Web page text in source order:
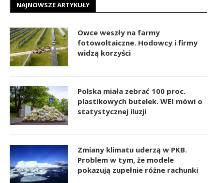
NAJNOWSZE ARTYKUŁY
Owce weszły na farmy
fotowoltaiczne. Hodowcy i firmy
widzą korzyści
Polska miała zebrać 100 proc.
plastikowych butelek. WEI mówi o
statystycznej iluzji
Zmiany klimatu uderzą w PKB.
Problem w tym, że modele
pokazują zupełnie różne rachunki